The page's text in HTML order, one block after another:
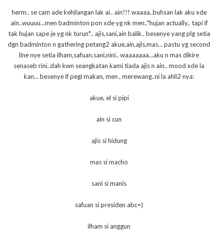
herm.. se cam ade kehilangan lak ai.. ain!!! waaaa..buhsan lak aku xde
ain..wuuuu...men badminton pon xde yg nk men..*hujan actually.. tapi if
tak hujan sape je yg nk turun*.. ajis,sani,ain balik.. besenye yang plg setia
dgn badminton n gathering petang2 akue,ain,ajis,mas... pastu yg second
line nye setia ilham,safuan,sani,nini.. waaaaaaa...aku n mas dikire
senaseb rini..dah kwn seangkatan kami tiada ajis n ain.. mood xde la
kan... besenye if pegi makan, men , merewang..ni la ahli2 nya:
akue, el si pipi
ain si cun
ajis si hidung
mas si macho
sani si manis
safuan si presiden abc=)
ilham si anggun